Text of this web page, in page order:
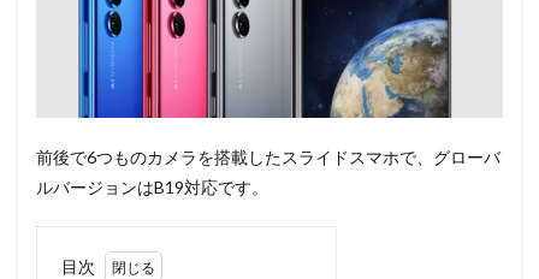
前後で6つものカメラを搭載したスライドスマホで、グローバ
ルバージョンはB19対応です。
目次